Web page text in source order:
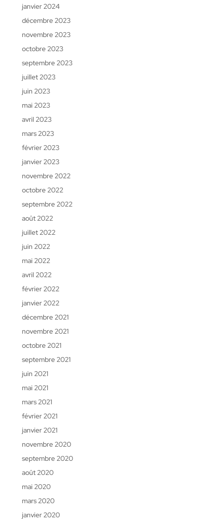
janvier 2024
décembre 2023
novembre 2023
octobre 2023
septembre 2023
juillet 2023
juin 2023
mai 2023
avril 2023
mars 2023
février 2023
janvier 2023
novembre 2022
octobre 2022
septembre 2022
août 2022
juillet 2022
juin 2022
mai 2022
avril 2022
février 2022
janvier 2022
décembre 2021
novembre 2021
octobre 2021
septembre 2021
juin 2021
mai 2021
mars 2021
février 2021
janvier 2021
novembre 2020
septembre 2020
août 2020
mai 2020
mars 2020
janvier 2020